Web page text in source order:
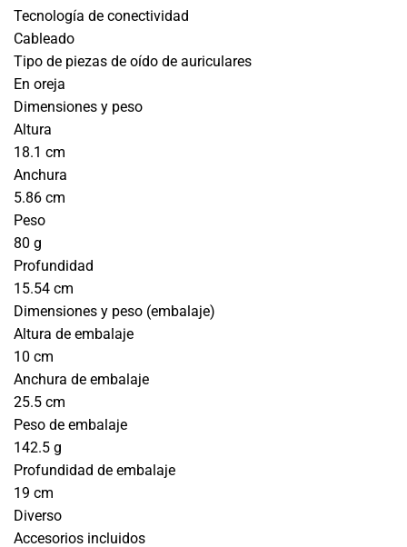
Tecnología de conectividad
Cableado
Tipo de piezas de oído de auriculares
En oreja
Dimensiones y peso
Altura
18.1 cm
Anchura
5.86 cm
Peso
80 g
Profundidad
15.54 cm
Dimensiones y peso (embalaje)
Altura de embalaje
10 cm
Anchura de embalaje
25.5 cm
Peso de embalaje
142.5 g
Profundidad de embalaje
19 cm
Diverso
Accesorios incluidos